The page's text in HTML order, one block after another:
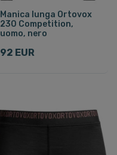
Manica lunga Ortovox
230 Competition,
uomo, nero
92 EUR